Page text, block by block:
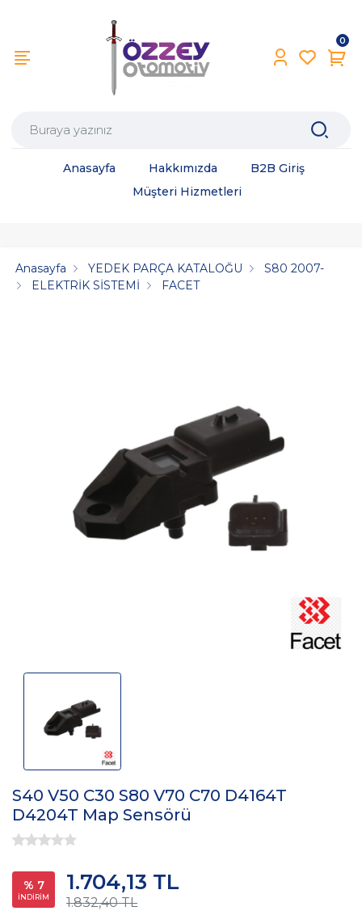
0
Anasayfa Hakkımızda
B2B Giriş
Müşteri Hizmetleri
Anasayfa YEDEK PARÇA KATALOĞU
S80 2007-
ELEKTRİK SİSTEMİ
FACET
S40 V50 C30 S80 V70 C70 D4164T
D4204T Map Sensörü
% 7
İNDİRİM 1.832,40 TL
1.704,13 TL